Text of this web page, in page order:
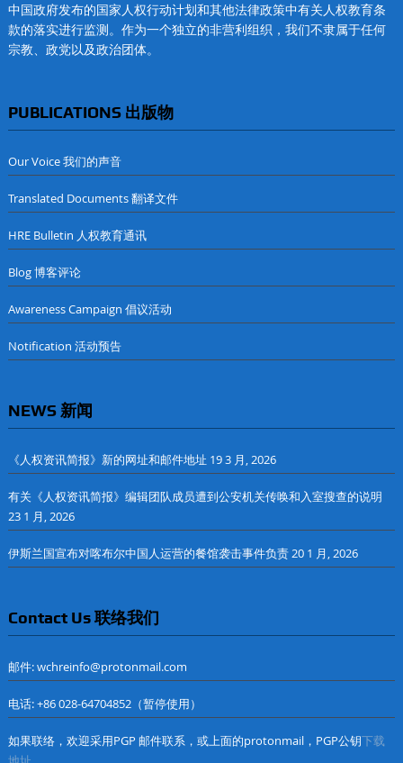
中国政府发布的国家人权行动计划和其他法律政策中有关人权教育条
款的落实进行监测。作为一个独立的非营利组织，我们不隶属于任何
宗教、政党以及政治团体。
PUBLICATIONS 出版物
Our Voice 我们的声音
Translated Documents 翻译文件
HRE Bulletin 人权教育通讯
Blog 博客评论
Awareness Campaign 倡议活动
Notification 活动预告
NEWS 新闻
《人权资讯简报》新的网址和邮件地址 19 3 月, 2026
有关《人权资讯简报》编辑团队成员遭到公安机关传唤和入室搜查的说明
23 1 月, 2026
伊斯兰国宣布对喀布尔中国人运营的餐馆袭击事件负责20 1 月, 2026
Contact Us 联络我们
邮件: wchreinfo@protonmail.com
电话: +86 028-64704852（暂停使用）
如果联络，欢迎采用PGP 邮件联系，或上面的protonmail，PGP公钥下载